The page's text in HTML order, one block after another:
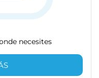
necesites